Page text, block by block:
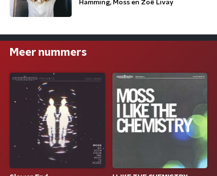
Hamming, Moss en Zoë Livay
Meer nummers